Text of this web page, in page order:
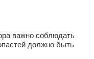
важно соблюдать
должно быть